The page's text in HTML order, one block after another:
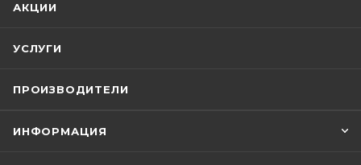
АКЦИИ
УСЛУГИ
ПРОИЗВОДИТЕЛИ
ИНФОРМАЦИЯ